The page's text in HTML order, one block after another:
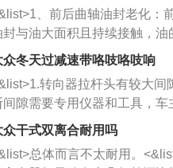
取出来。但如果是因为积碳过
堵塞，就需要将三元催化器泡
剂对堵塞的情况得到解决，将
在燃油箱中，与燃油混合后，
时，就可以和汽油一起进入到
，最后形成废气排出，就可以
化器得到清洗，排气管堵塞的
够得到解决。
圈半的练习，往右同样也要打
数。 <&list>3、最后强调要反
，这样就可以形成肌肉记忆，
驶车辆时，不需要记忆也能打
。
、前后曲轴油封老化：
封与油大面积且持续接触，油
发动机内持续温度变化使其密
渐减弱，导致渗油或漏油。
塞间隙过大：积碳会使活塞环
间隙扩大，导致机油流入燃烧
成烧机油。<&list>3、机油粘
油粘度过小的话，同样会有烧
众冬天过减速带咯吱咯吱响
转向器拉杆头有较大间
间隙需要专用仪器和工具，车
法制作，需要将车辆送到修理
；<&list>2.车辆半轴套管防尘
，破裂后会出现漏油现象，使
众干式双离合耐用吗
总体而言不太耐用。